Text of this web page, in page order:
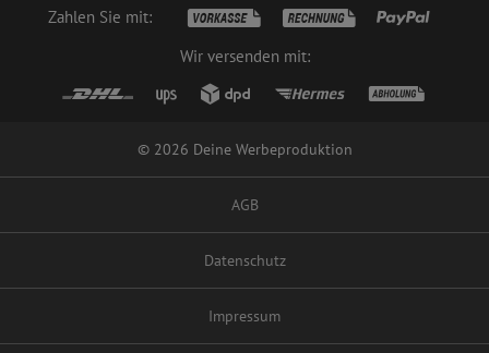
Zahlen Sie mit:
Wir versenden mit:
© 2026 Deine Werbeproduktion
AGB
Datenschutz
Impressum